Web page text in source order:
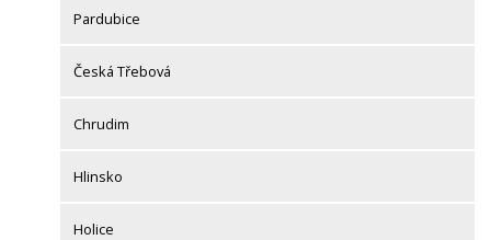
Pardubice
Česká Třebová
Chrudim
Hlinsko
Holice